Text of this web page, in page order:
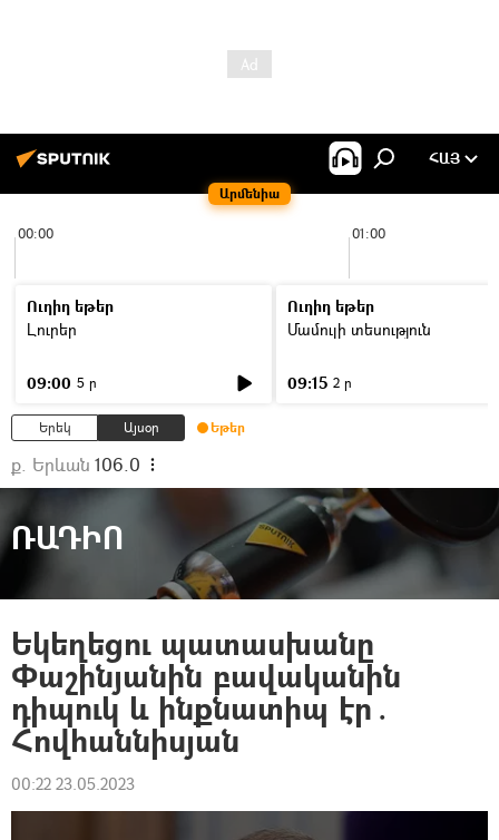
Արմենիա
ՀԱՅ
00:00 01:00
Ուղիղ եթեր
Լուրեր
09:00 5 ր
Ուղիղ եթեր
Մամուլի տեսություն
09:15 2 ր
Երեկ Այսօր Եթեր
ք. Երևան 106.0
ՌԱԴԻՈ
Եկեղեցու պատասխանը
Փաշինյանին բավականին
դիպուկ և ինքնատիպ էր․
Հովհաննիսյան
00:22 23.05.2023